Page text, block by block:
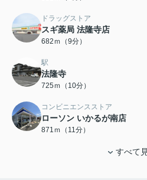
ドラッグストア
スギ薬局 法隆寺店
682ｍ（9分）
駅
法隆寺
725ｍ（10分）
コンビニエンスストア
ローソン いかるが南店
871ｍ（11分）
すべて